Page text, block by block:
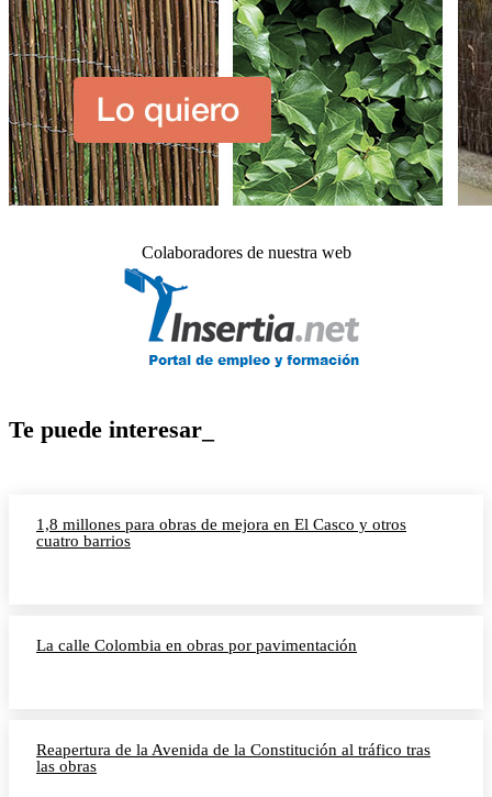
Colaboradores de nuestra web
Te puede interesar_
1,8 millones para obras de mejora en El Casco y otros
cuatro barrios
La calle Colombia en obras por pavimentación
Reapertura de la Avenida de la Constitución al tráfico tras
las obras